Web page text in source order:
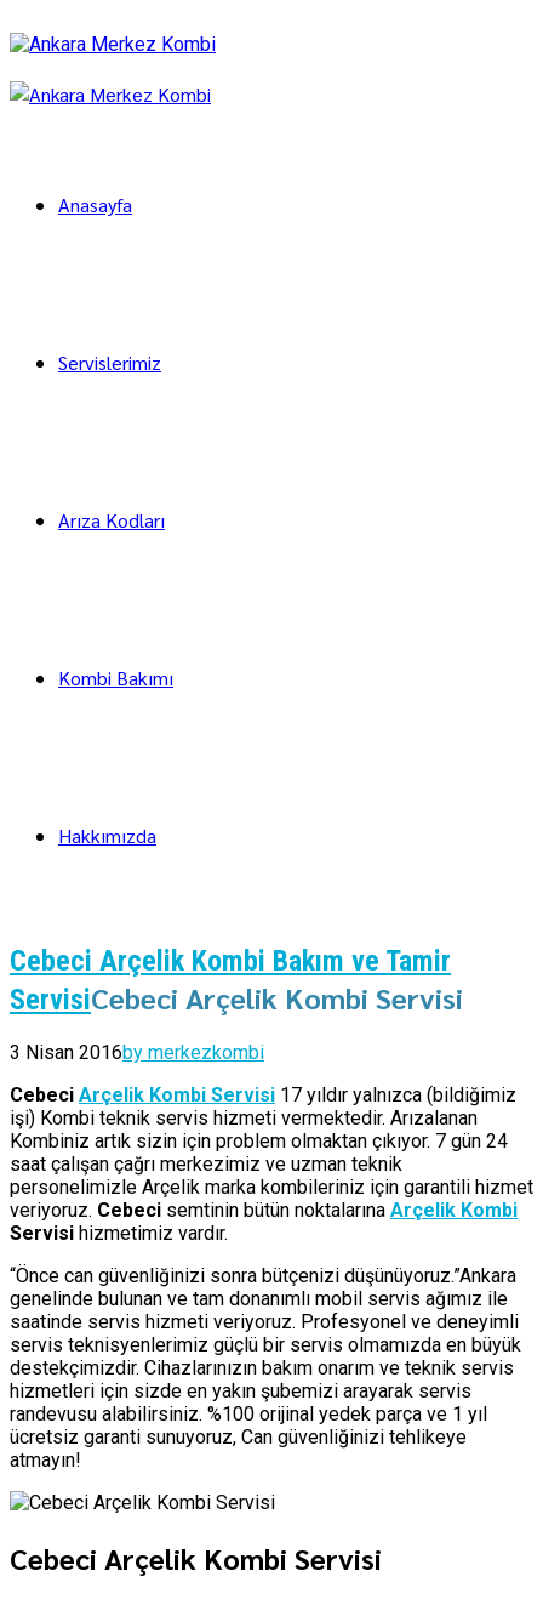
Anasayfa
Servislerimiz
Arıza Kodları
Kombi Bakımı
Hakkımızda
Cebeci Arçelik Kombi Bakım ve Tamir
ServisiCebeci Arçelik Kombi Servisi
3 Nisan 2016by merkezkombi
Cebeci Arçelik Kombi Servisi 17 yıldır yalnızca (bildiğimiz
işi) Kombi teknik servis hizmeti vermektedir. Arızalanan
Kombiniz artık sizin için problem olmaktan çıkıyor. 7 gün 24
saat çalışan çağrı merkezimiz ve uzman teknik
personelimizle Arçelik marka kombileriniz için garantili hizmet
veriyoruz. Cebeci semtinin bütün noktalarına Arçelik Kombi
Servisi hizmetimiz vardır.
“Önce can güvenliğinizi sonra bütçenizi düşünüyoruz.”Ankara
genelinde bulunan ve tam donanımlı mobil servis ağımız ile
saatinde servis hizmeti veriyoruz. Profesyonel ve deneyimli
servis teknisyenlerimiz güçlü bir servis olmamızda en büyük
destekçimizdir. Cihazlarınızın bakım onarım ve teknik servis
hizmetleri için sizde en yakın şubemizi arayarak servis
randevusu alabilirsiniz. %100 orijinal yedek parça ve 1 yıl
ücretsiz garanti sunuyoruz, Can güvenliğinizi tehlikeye
atmayın!
Cebeci Arçelik Kombi Servisi